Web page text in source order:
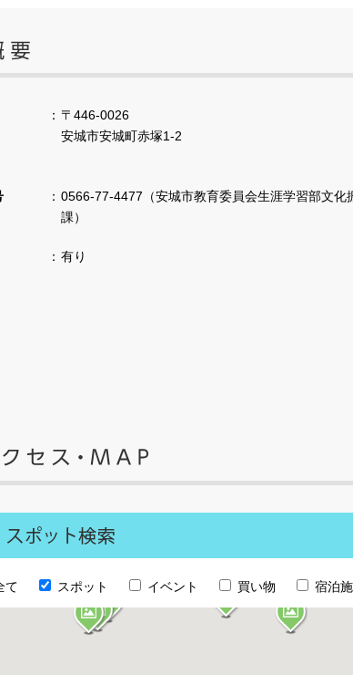
〒446-0026
安城市安城町赤塚1-2
0566-77-4477（安城市教育委員会生涯学習部文化
課）
有り
て スポット イベント 買い物 宿泊